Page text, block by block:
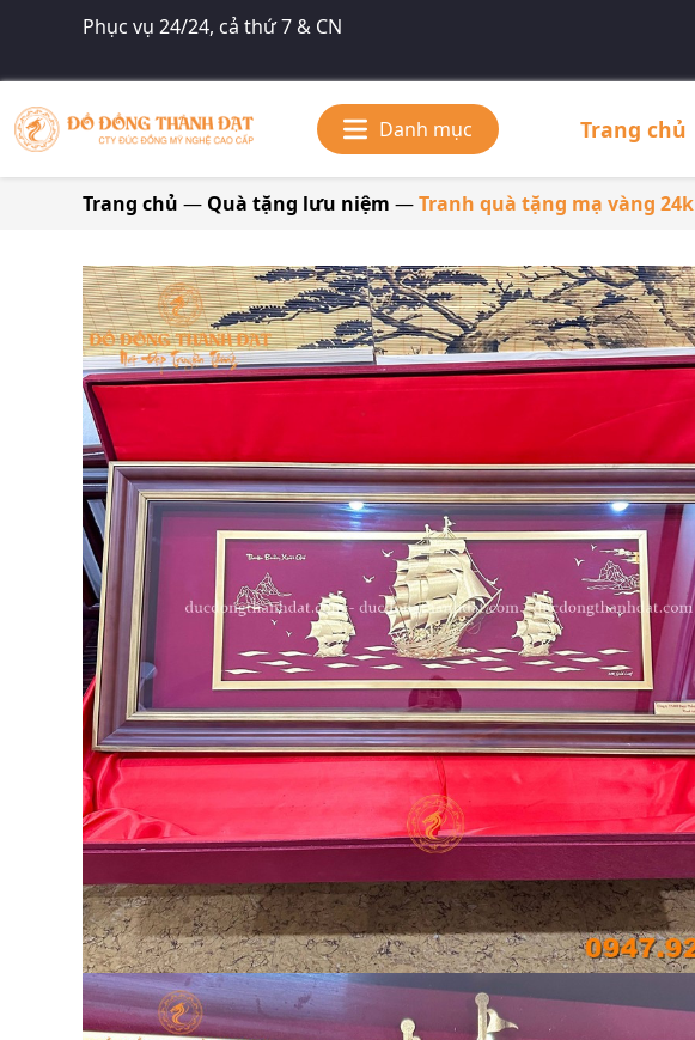
Phục vụ 24/24, cả thứ 7 & CN
Danh mục Trang chủ
Trang chủ — Quà tặng lưu niệm —Tranh quà tặng mạ vàng 24k